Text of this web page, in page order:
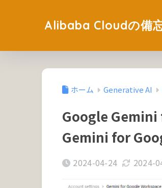
Alibaba Cloudの備
ホーム Generative AI
Google Gemini
Gemini for
2024-04-24 2024-